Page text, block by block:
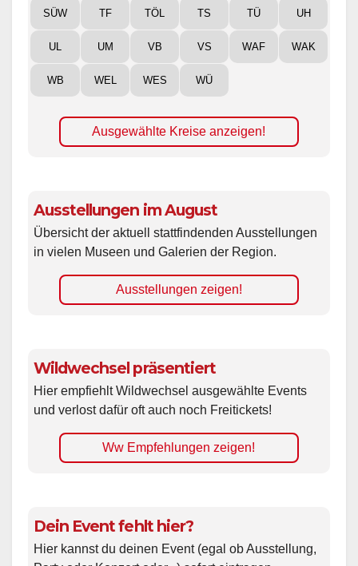
SÜW TF TÖL TS TÜ UH
UL UM VB VS WAF WAK
WB WEL WES WÜ
Ausgewählte Kreise anzeigen!
Ausstellungen im August
Übersicht der aktuell stattfindenden Ausstellungen
in vielen Museen und Galerien der Region.
Ausstellungen zeigen!
Wildwechsel präsentiert
Hier empfiehlt Wildwechsel ausgewählte Events
und verlost dafür oft auch noch Freitickets!
Ww Empfehlungen zeigen!
Dein Event fehlt hier?
Hier kannst du deinen Event (egal ob Ausstellung,